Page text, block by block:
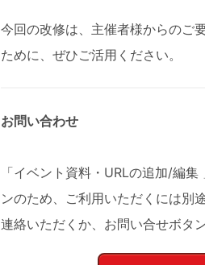
今回の改修は、主催者様からのご
ために、 ぜひご活用ください。
お問い合わせ
「イベント資料・URLの追加/編集
ンのため、ご利用いただくには別
連絡いただくか、お問い合せボタ